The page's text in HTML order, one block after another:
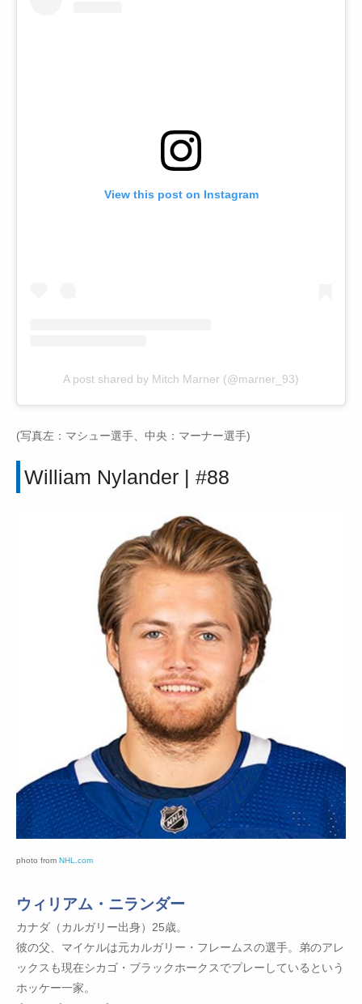
View this post on Instagram
A post shared by Mitch Marner (@marner_93)
(写真左：マシュー選手、中央：マーナー選手)
William Nylander | #88
photo from NHL.com
ウィリアム・ニランダー
カナダ（カルガリー出身）25歳。
彼の父、マイケルは元カルガリー・フレームスの選手。弟のアレ
ックスも現在シカゴ・ブラックホークスでプレーしているという
ホッケー一家。